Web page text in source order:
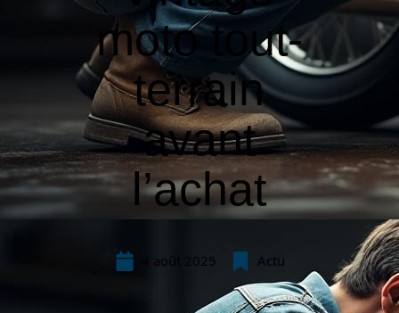
moto tout-
terrain
avant
l’achat
4 août 2025 Actu